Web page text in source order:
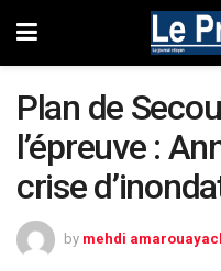
Plan de
l’épreuve :
crise
by mehdi